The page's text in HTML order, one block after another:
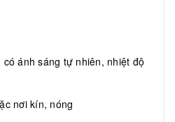
ánh sáng tự nhiên, nhiệt độ
nơi kín, nóng